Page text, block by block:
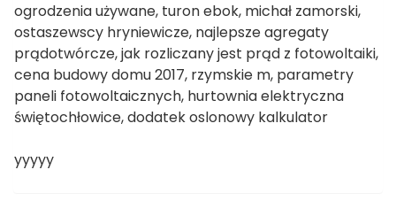
ogrodzenia używane, turon ebok, michał zamorski,
ostaszewscy hryniewicze, najlepsze agregaty
prądotwórcze, jak rozliczany jest prąd z fotowoltaiki,
cena budowy domu 2017, rzymskie m, parametry
paneli fotowoltaicznych, hurtownia elektryczna
świętochłowice, dodatek oslonowy kalkulator
yyyyy